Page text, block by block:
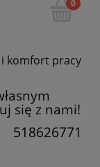
komfort pracy
się z nami!
518626771